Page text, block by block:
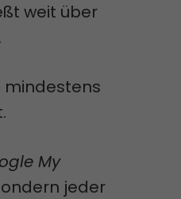
weit über
mindestens
My
jeder